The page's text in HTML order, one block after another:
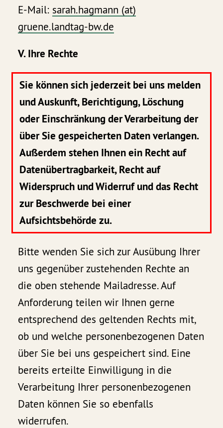
E-Mail: sarah.hagmann (at)
gruene.landtag-bw.de
V. Ihre Rechte
Sie können sich jederzeit bei uns melden
und Auskunft, Berichtigung, Löschung
oder Einschränkung der Verarbeitung der
über Sie gespeicherten Daten verlangen.
Außerdem stehen Ihnen ein Recht auf
Datenübertragbarkeit, Recht auf
Widerspruch und Widerruf und das Recht
zur Beschwerde bei einer
Aufsichtsbehörde zu.
Bitte wenden Sie sich zur Ausübung Ihrer
uns gegenüber zustehenden Rechte an
die oben stehende Mailadresse. Auf
Anforderung teilen wir Ihnen gerne
entsprechend des geltenden Rechts mit,
ob und welche personenbezogenen Daten
über Sie bei uns gespeichert sind. Eine
bereits erteilte Einwilligung in die
Verarbeitung Ihrer personenbezogenen
Daten können Sie so ebenfalls
widerrufen.